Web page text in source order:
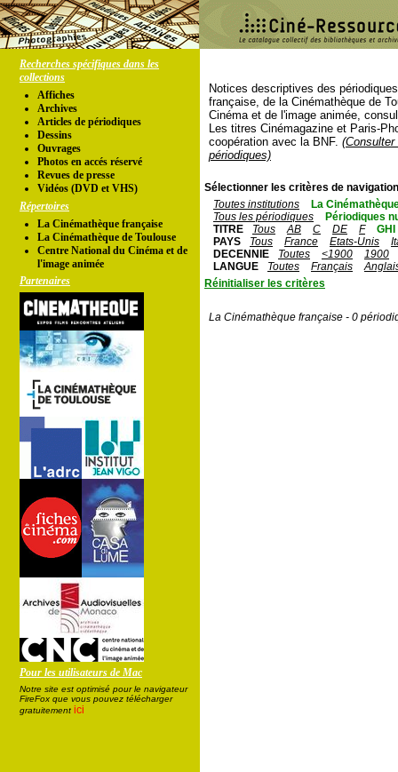
Recherches spécifiques dans les
collections
Affiches
Archives
Articles de périodiques
Dessins
Ouvrages
Photos en accés réservé
Revues de presse
Vidéos (DVD et VHS)
Répertoires
La Cinémathèque française
La Cinémathèque de Toulouse
Centre National du Cinéma et de
l'image animée
Partenaires
Pour les utilisateurs de Mac
Notre site est optimisé pour le navigateur
FireFox que vous pouvez télécharger
gratuitement ici
Notices descriptives des
française, de la Cinémathèque de
Cinéma et de l'image animée,
Les titres Cinémagazine et Paris-
coopération avec la BNF.
périodiques)
Sélectionner les critères de
Toutes institutions
La
Tous les périodiques
Périodiques
TITRE
Tous AB C DE F
GHI
PAYS
Tous France Etats-Unis
DECENNIE
Toutes <1900
1900
LANGUE
Toutes Français
Réinitialiser les critères
La Cinémathèque française - 0